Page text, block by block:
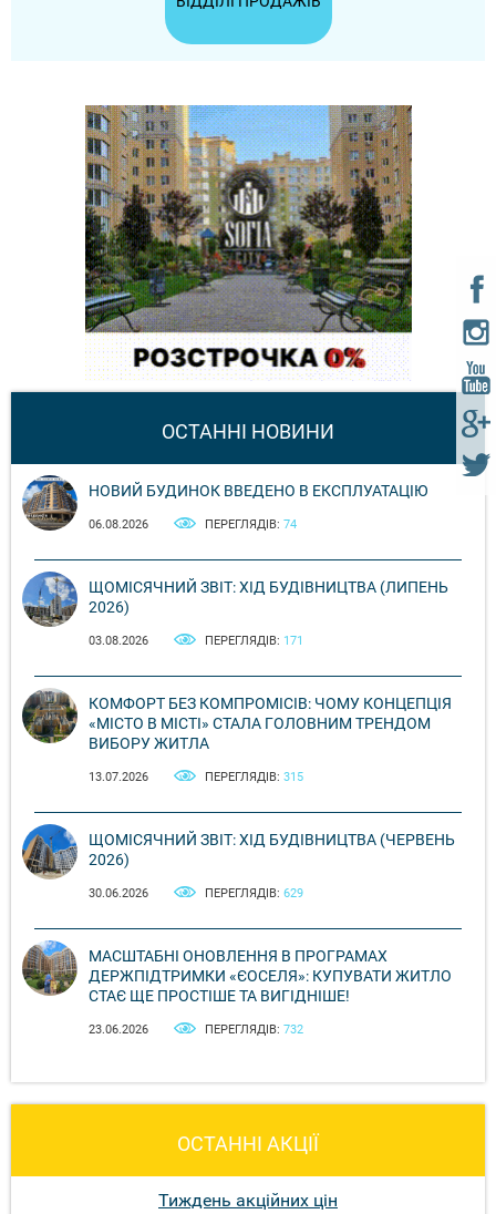
ОСТАННІ НОВИНИ
НОВИЙ БУДИНОК ВВЕДЕНО В ЕКСПЛУАТАЦІЮ
06.08.2026 ПЕРЕГЛЯДІВ: 74
ЩОМІСЯЧНИЙ ЗВІТ: ХІД БУДІВНИЦТВА (ЛИПЕНЬ
2026)
03.08.2026 ПЕРЕГЛЯДІВ: 171
КОМФОРТ БЕЗ КОМПРОМІСІВ: ЧОМУ КОНЦЕПЦІЯ
«МІСТО В МІСТІ» СТАЛА ГОЛОВНИМ ТРЕНДОМ
ВИБОРУ ЖИТЛА
13.07.2026 ПЕРЕГЛЯДІВ: 315
ЩОМІСЯЧНИЙ ЗВІТ: ХІД БУДІВНИЦТВА (ЧЕРВЕНЬ
2026)
30.06.2026 ПЕРЕГЛЯДІВ: 629
МАСШТАБНІ ОНОВЛЕННЯ В ПРОГРАМАХ
ДЕРЖПІДТРИМКИ «ЄОСЕЛЯ»: КУПУВАТИ ЖИТЛО
СТАЄ ЩЕ ПРОСТІШЕ ТА ВИГІДНІШЕ!
23.06.2026 ПЕРЕГЛЯДІВ: 732
ОСТАННІ АКЦІЇ
Тиждень акційних цін